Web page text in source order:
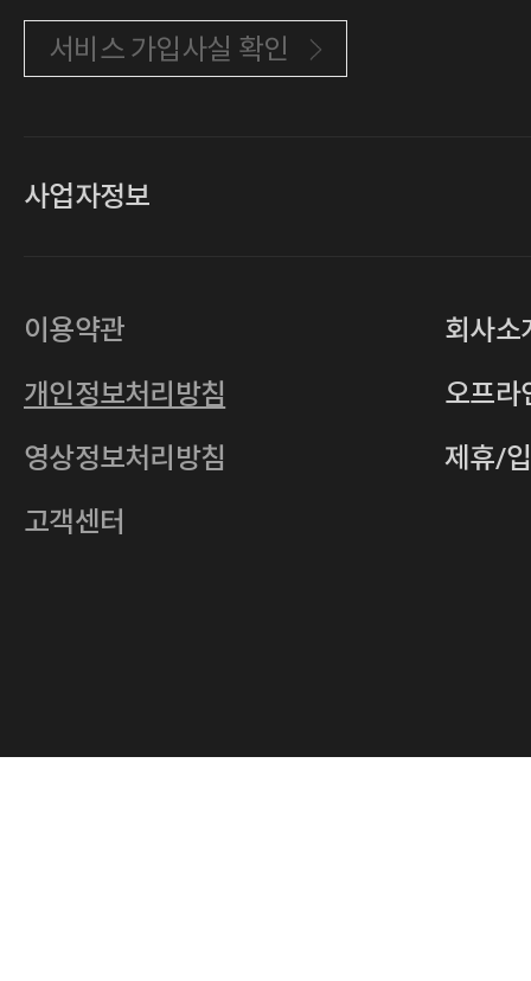
서비스 가입사실 확인
사업자정보
사업자등록번호
통신판매업 2011-서울중구-0149
주소 서울특별시 중구 다산로14길 12 (신당
호스팅사업자
이용약관
개인정보처리방침
영상정보처리방침
고객센터
회사소
오프라
제휴/